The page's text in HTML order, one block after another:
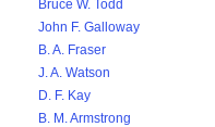
Bruce W. Todd
John F. Galloway
B. A. Fraser
J. A. Watson
D. F. Kay
B. M. Armstrong